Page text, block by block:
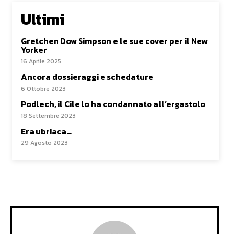
Ultimi
Gretchen Dow Simpson e le sue cover per il New
Yorker
16 Aprile 2025
Ancora dossieraggi e schedature
6 Ottobre 2023
Podlech, il Cile lo ha condannato all’ergastolo
18 Settembre 2023
Era ubriaca…
29 Agosto 2023